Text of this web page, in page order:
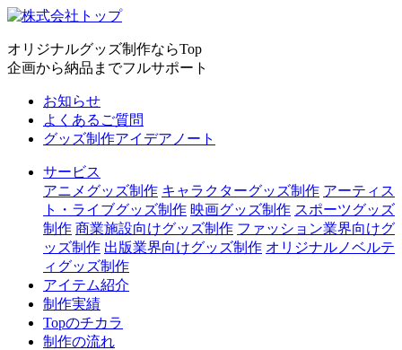
オリジナルグッズ制作ならTop
企画から納品までフルサポート
お知らせ
よくあるご質問
グッズ制作アイデアノート
サービス
アニメグッズ制作 キャラクターグッズ制作 アーティス
ト・ライブグッズ制作 映画グッズ制作 スポーツグッズ
制作 商業施設向けグッズ制作 ファッション業界向けグ
ッズ制作 出版業界向けグッズ制作 オリジナルノベルテ
ィグッズ制作
アイテム紹介
制作実績
Topのチカラ
制作の流れ